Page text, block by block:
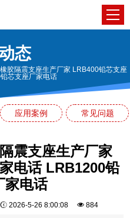
态
胶隔震支座生产厂家 LRB400铅芯支座
芯支座厂家电话
应用案例 常见问题
震支座生产厂家
电话 LRB1200铅
家电话
2026-5-26 8:00:08 884